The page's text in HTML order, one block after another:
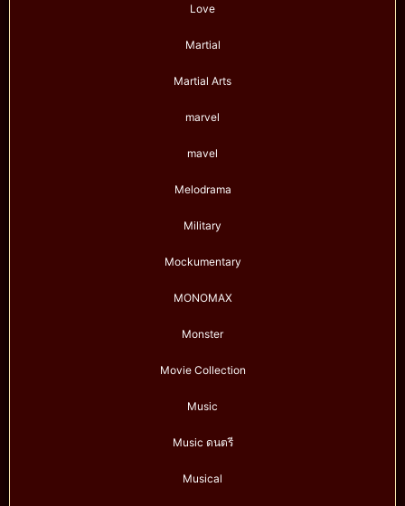
Love
Martial
Martial Arts
marvel
mavel
Melodrama
Military
Mockumentary
MONOMAX
Monster
Movie Collection
Music
Music ดนตรี
Musical